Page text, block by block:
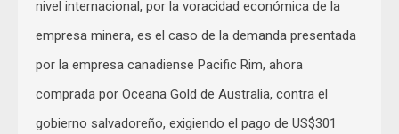
nivel internacional, por la voracidad económica de la
empresa minera, es el caso de la demanda presentada
por la empresa canadiense Pacific Rim, ahora
comprada por Oceana Gold de Australia, contra el
gobierno salvadoreño, exigiendo el pago de US$301